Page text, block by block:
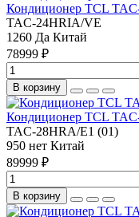
Кондиционер TCL
TAC-24HRIA/VE
1260 Да Китай
78999 ₽
В корзину
Кондиционер TCL
TAC-28HRA/E1 (01)
950 нет Китай
89999 ₽
В корзину